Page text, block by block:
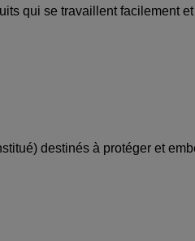
qui se travaillent facilement
destinés à protéger et